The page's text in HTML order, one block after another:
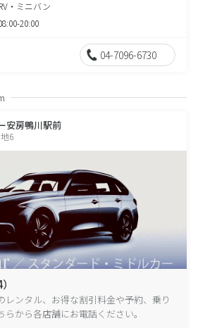
・ミニバン
20:00
04-7096-6730
安房鴨川駅前
6
レンタル、お得な割引料金や予約、乗り
から各店舗にお電話ください。